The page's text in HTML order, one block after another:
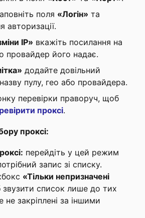
поля «Логін» та
авторизації.
IP» вкажіть посилання на
провайдер його надає.
додайте довільний
пулу, гео або провайдера.
перевірки праворуч, щоб
проксі.
проксі:
перейдіть у цей режим
запис зі списку.
«Тільки непризначені
список лише до тих
не закріплені за іншими